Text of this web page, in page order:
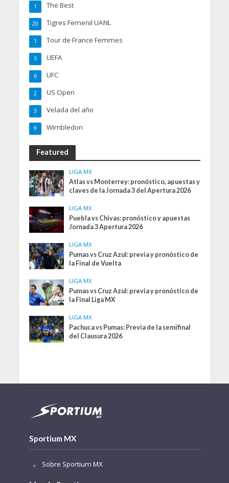
The Best
1
Tigres Femenil UANL
20
Tour de France Femmes
1
UEFA
5
UFC
6
US Open
2
Velada del año
3
Wimbledon
9
Featured
LIGA MX
Atlas vs Monterrey: pronóstico, apuestas y
claves de la Jornada 3 del Apertura 2026
LIGA MX
Puebla vs Chivas: pronóstico y apuestas
Jornada 3 Apertura 2026
LIGA MX
Pumas vs Cruz Azul: previa y pronóstico de
la Final de Vuelta
LIGA MX
Pumas vs Cruz Azul: previa y pronóstico de
la Final Liga MX
LIGA MX
Pachuca vs Pumas: Previa de la semifinal
del Clausura 2026
Sportium MX
Sobre Sportium MX